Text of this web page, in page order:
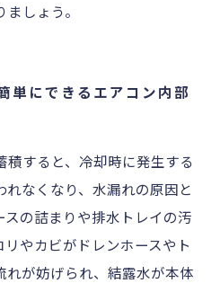
しょう。
単にできるエアコン内部
すると、冷却時に発生する
なくなり、水漏れの原因と
の詰まりや排水トレイの汚
やカビがドレンホースやト
れが妨げられ、結露水が本体